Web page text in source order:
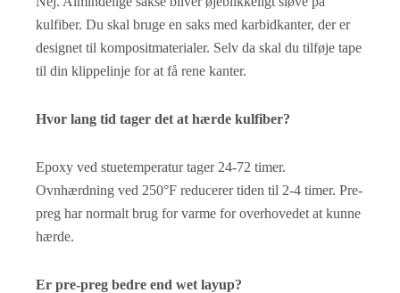
kulfiber. Du skal bruge en saks med karbidkanter, der er
designet til kompositmaterialer. Selv da skal du tilføje tape
til din klippelinje for at få rene kanter.
Hvor lang tid tager det at hærde kulfiber?
Epoxy ved stuetemperatur tager 24-72 timer.
Ovnhærdning ved 250°F reducerer tiden til 2-4 timer. Pre-
preg har normalt brug for varme for overhovedet at kunne
hærde.
Er pre-preg bedre end wet layup?